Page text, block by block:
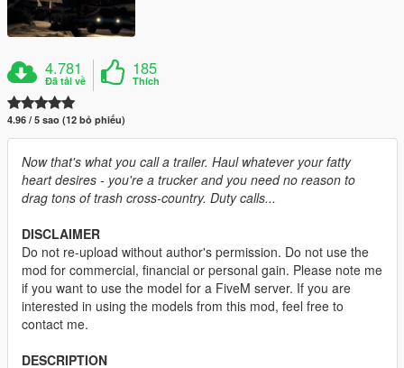
4.781
Đã tải về
185
Thích
4.96 / 5 sao (12 bỏ phiếu)
Now that's what you call a trailer. Haul whatever your fatty
heart desires - you're a trucker and you need no reason to
drag tons of trash cross-country. Duty calls...
DISCLAIMER
Do not re-upload without author's permission. Do not use the
mod for commercial, financial or personal gain. Please note me
if you want to use the model for a FiveM server. If you are
interested in using the models from this mod, feel free to
contact me.
DESCRIPTION